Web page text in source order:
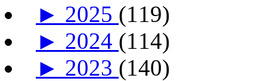
► 2025 (119)
► 2024 (114)
► 2023 (140)